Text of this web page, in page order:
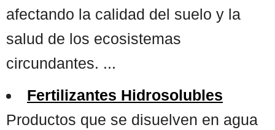
afectando la calidad del suelo y la
salud de los ecosistemas
circundantes. ...
Fertilizantes Hidrosolubles
Productos que se disuelven en agua